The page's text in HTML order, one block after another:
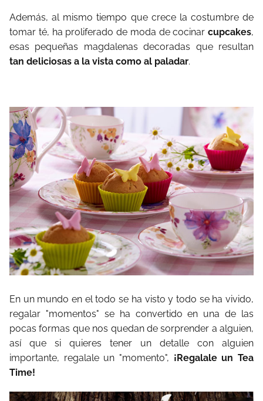
Además, al mismo tiempo que crece la costumbre de
tomar té, ha proliferado de moda de cocinar cupcakes,
esas pequeñas magdalenas decoradas que resultan
tan deliciosas a la vista como al paladar.
En un mundo en el todo se ha visto y todo se ha vivido,
regalar "momentos" se ha convertido en una de las
pocas formas que nos quedan de sorprender a alguien,
así que si quieres tener un detalle con alguien
importante, regalale un "momento", ¡Regalale un Tea
Time!